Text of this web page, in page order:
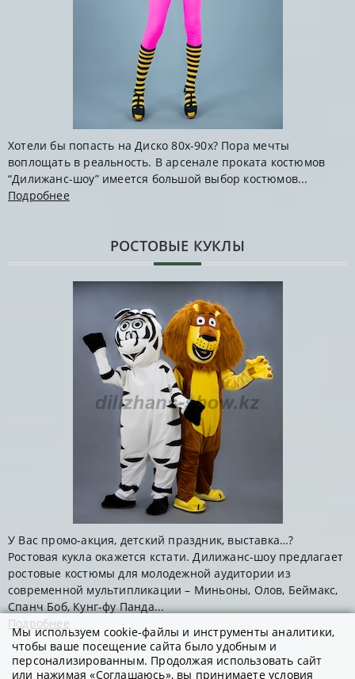
Хотели бы попасть на Диско 80х-90х? Пора мечты
воплощать в реальность. В арсенале проката костюмов
“Дилижанс-шоу” имеется большой выбор костюмов...
Подробнее
РОСТОВЫЕ КУКЛЫ
У Вас промо-акция, детский праздник, выставка…?
Ростовая кукла окажется кстати. Дилижанс-шоу предлагает
ростовые костюмы для молодежной аудитории из
современной мультипликации – Миньоны, Олов, Беймакс,
Спанч Боб, Кунг-фу Панда...
Подробнее
Мы используем cookie-файлы и инструменты аналитики,
чтобы ваше посещение сайта было удобным и
персонализированным. Продолжая использовать сайт
или нажимая «Соглашаюсь», вы принимаете условия